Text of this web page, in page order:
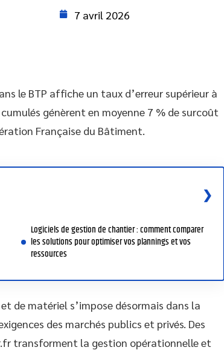
7 avril 2026
le BTP affiche un taux d’erreur supérieur à
génèrent en moyenne 7 % de surcoût
Française du Bâtiment.
Logiciels de gestion de chantier : comment comparer
les solutions pour optimiser vos plannings et vos
ressources
de matériel s’impose désormais dans la
des marchés publics et privés. Des
transforment la gestion opérationnelle et